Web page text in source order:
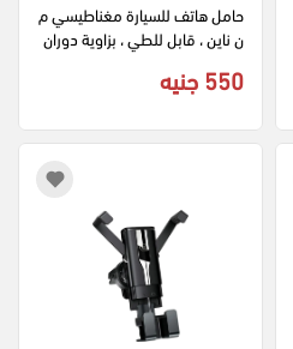
حامل هاتف للسيارة مغناطيسي م
550 جنيه